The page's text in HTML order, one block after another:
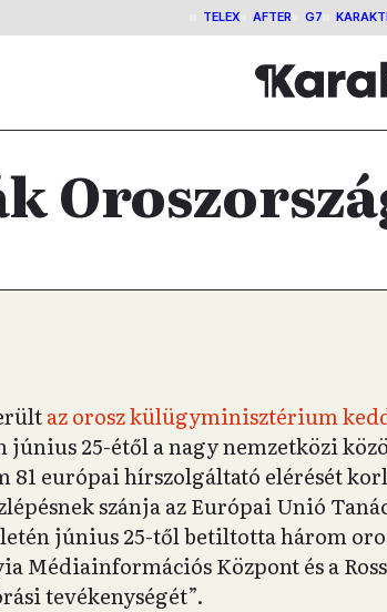
TELEX AFTER G7
az orosz külügyminisztérium
június 25-étől a nagy nemzetközi
európai hírszolgáltató elérését
szánja az Európai Unió
június 25-től betiltotta három
Médiainformációs Központ és a
tevékenységét”.